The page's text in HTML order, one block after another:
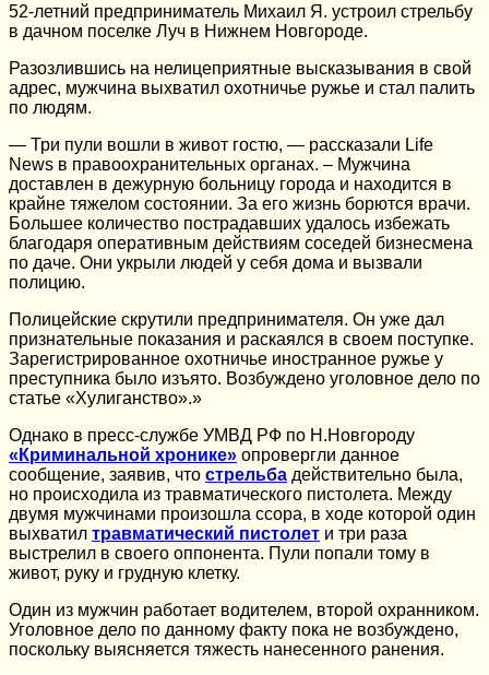
52-летний предприниматель Михаил Я. устроил стрельбу
в дачном поселке Луч в Нижнем Новгороде.
Разозлившись на нелицеприятные высказывания в свой
адрес, мужчина выхватил охотничье ружье и стал палить
по людям.
— Три пули вошли в живот гостю, — рассказали Life
News в правоохранительных органах. – Мужчина
доставлен в дежурную больницу города и находится в
крайне тяжелом состоянии. За его жизнь борются врачи.
Большее количество пострадавших удалось избежать
благодаря оперативным действиям соседей бизнесмена
по даче. Они укрыли людей у себя дома и вызвали
полицию.
Полицейские скрутили предпринимателя. Он уже дал
признательные показания и раскаялся в своем поступке.
Зарегистрированное охотничье иностранное ружье у
преступника было изъято. Возбуждено уголовное дело по
статье «Хулиганство».»
Однако в пресс-службе УМВД РФ по Н.Новгороду
«Криминальной хронике» опровергли данное
сообщение, заявив, что стрельба действительно была,
но происходила из травматического пистолета. Между
двумя мужчинами произошла ссора, в ходе которой один
выхватил травматический пистолет и три раза
выстрелил в своего оппонента. Пули попали тому в
живот, руку и грудную клетку.
Один из мужчин работает водителем, второй охранником.
Уголовное дело по данному факту пока не возбуждено,
поскольку выясняется тяжесть нанесенного ранения.